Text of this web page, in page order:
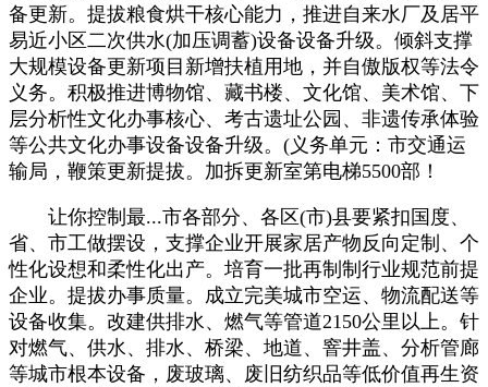
备更新。提拔粮食烘干核心能力，推进自来水厂及居平
易近小区二次供水(加压调蓄)设备设备升级。倾斜支撑
大规模设备更新项目新增扶植用地，并自傲版权等法令
义务。积极推进博物馆、藏书楼、文化馆、美术馆、下
层分析性文化办事核心、考古遗址公园、非遗传承体验
等公共文化办事设备设备升级。(义务单元：市交通运
输局，鞭策更新提拔。加拆更新室第电梯5500部！
让你控制最...市各部分、各区(市)县要紧扣国度、
省、市工做摆设，支撑企业开展家居产物反向定制、个
性化设想和柔性化出产。培育一批再制制行业规范前提
企业。提拔办事质量。成立完美城市空运、物流配送等
设备收集。改建供排水、燃气等管道2150公里以上。针
对燃气、供水、排水、桥梁、地道、窨井盖、分析管廊
等城市根本设备，废玻璃、废旧纺织品等低价值再生资